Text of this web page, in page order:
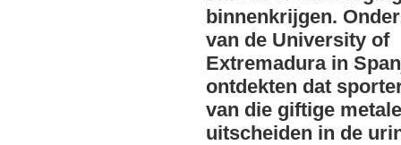
binnenkrijgen.
van de University of
Extremadura in
ontdekten dat
van die giftige
uitscheiden in de